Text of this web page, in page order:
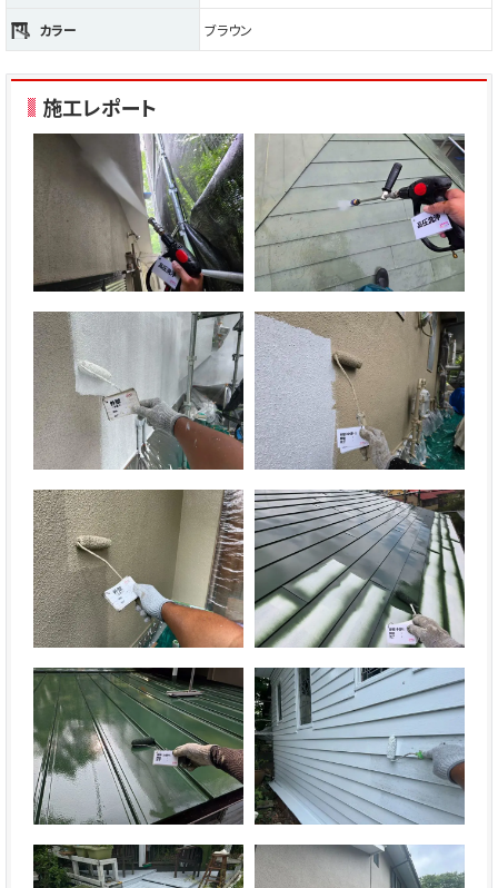
カラー ブラウン
施工レポート